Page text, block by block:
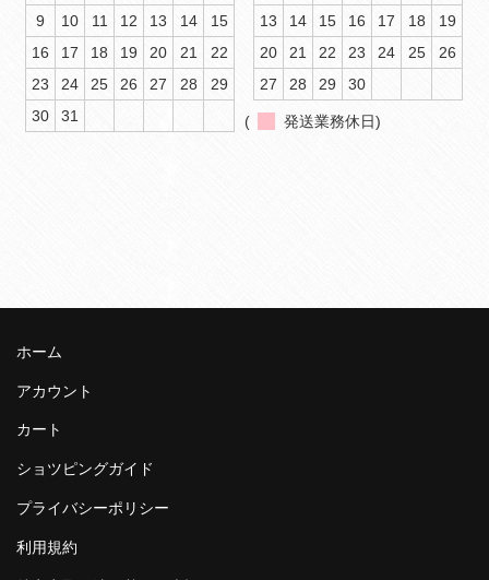
9
10 11 12 13 14
15
16
17 18 19 20 21
22
23
24 25 26 27 28
29
30
31
13
14 15 16 17 18
19
20
21 22 23 24 25
26
27
28 29 30
( 発送業務休日)
ホーム
アカウント
カート
ショツピングガイド
プライバシーポリシー
利用規約